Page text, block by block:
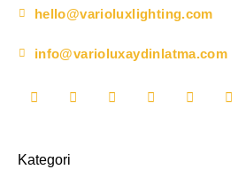
hello@varioluxlighting.com
info@varioluxaydinlatma.com
Kategori